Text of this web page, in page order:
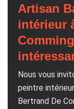
Artisan
intérieur
Nous vous
peintre
Bertrand De